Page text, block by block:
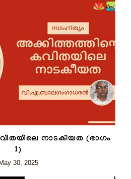
നാടകീയത (ഭാഗം
1)
30, 2025